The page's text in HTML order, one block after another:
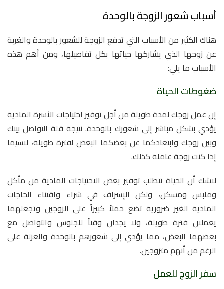
أسباب شعور الزوجة بالوحدة
هناك الكثير من الأسباب التي تدفع الزوجة للشعور بالوحدة والغربة
عن زوجها الذي يشاركها حياتها بكل تفاصيلها، ومن أهم هذه
الأسباب ما يلي:
ضغوطات الحياة
إن عمل زوجك لمدة طويلة من أجل توفير احتياجات الأسرة المادية
يؤدي بشكل مباشر إلى شعورك بالوحدة. نتيجة قلة التواصل بينك
وبين زوجك وابتعادكما عن بعضكما البعض لفترة طويلة، لاسيما
إذا كنت زوجة عاملة كذلك.
لاشك أن الحياة تتطلب توفير بعض الاحتياجات المادية من مأكل
وملبس ومسكن، ولكن الإسراف في شراء واقتناء الحاجات
المادية الغير ضرورية تضع حملاً كبيراً على الزوجين وتجعلهما
يعملان فترة طويلة، ولا يجدان وقتاً للجلوس والتواصل مع
بعضهما البعض، مما يؤدي إلى شعورهم بالوحدة والعزلة على
الرغم من أنهم متزوجين.
سفر الزوج للعمل